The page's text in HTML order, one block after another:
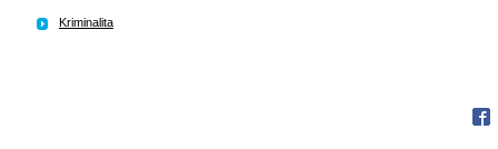
Kriminalita